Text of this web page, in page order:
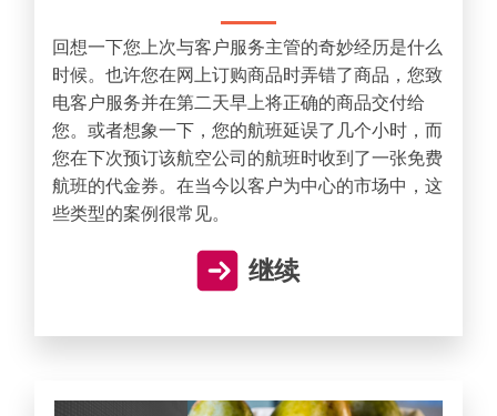
回想一下您上次与客户服务主管的奇妙经历是什么
时候。也许您在网上订购商品时弄错了商品，您致
电客户服务并在第二天早上将正确的商品交付给
您。或者想象一下，您的航班延误了几个小时，而
您在下次预订该航空公司的航班时收到了一张免费
航班的代金券。在当今以客户为中心的市场中，这
些类型的案例很常见。
继续